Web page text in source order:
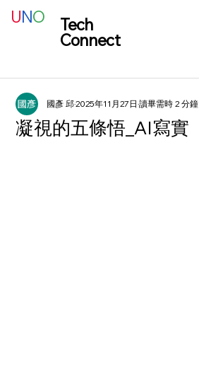
Tech
Connect
UNO
凝視的五條悟_AI寫實
國彥 邱2025年11月27日讀畢需時 2 分鐘